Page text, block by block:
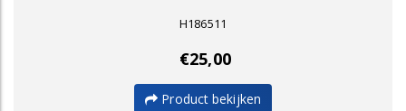
H186511
€25,00
Product bekijken